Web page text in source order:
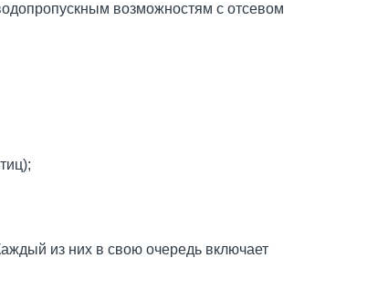
возможностям с отсевом
из них в свою очередь включает